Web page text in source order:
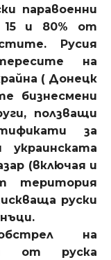
паравоенни
15 и 80% от
Русия
на
( Донецк
бизнесмени
ползващи
за
(включая и
територия
руски
на
от руска